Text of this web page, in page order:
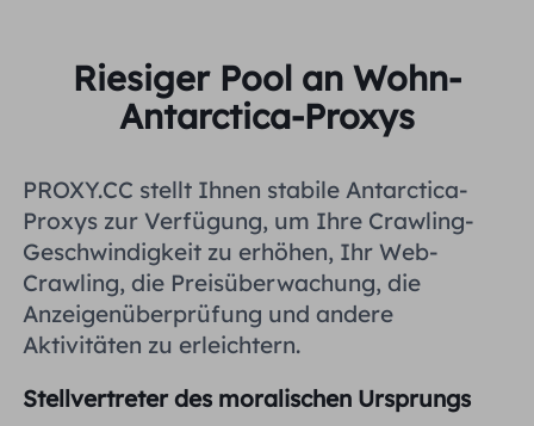
STANDORTE
Vereinigte Staaten
Vereinigtes Königreich
Brasilien
Russland
Weitere Integrationen
Weitere Integrationen
Deutsch
Indonesia
Русский
हिंदी
Português
Riesiger Pool an Wohn-
Antarctica-Proxys
PROXY.CC stellt Ihnen stabile Antarctica-
Proxys zur Verfügung, um Ihre Crawling-
Geschwindigkeit zu erhöhen, Ihr Web-
Crawling, die Preisüberwachung, die
Anzeigenüberprüfung und andere
Aktivitäten zu erleichtern.
Stellvertreter des moralischen Ursprungs